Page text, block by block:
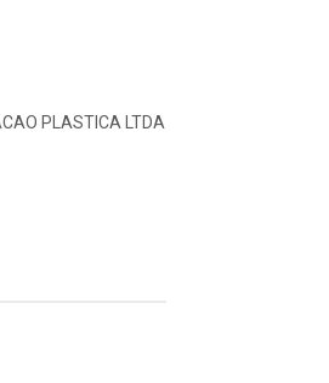
PLASTICA LTDA